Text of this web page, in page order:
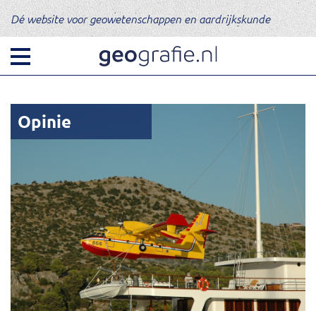
Dé website voor geowetenschappen en aardrijkskunde
Opinie